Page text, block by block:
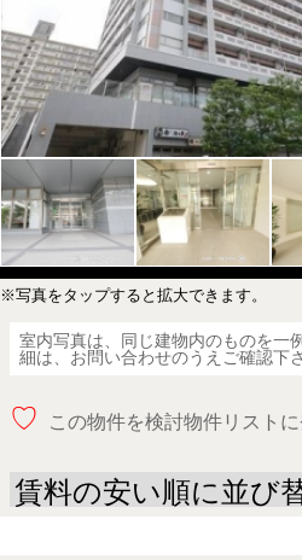
※写真をタップすると拡大できます。
室内写真は、同じ建物内のものを一
細は、お問い合わせのうえご確認下さ
♡ この物件を検討物件リスト